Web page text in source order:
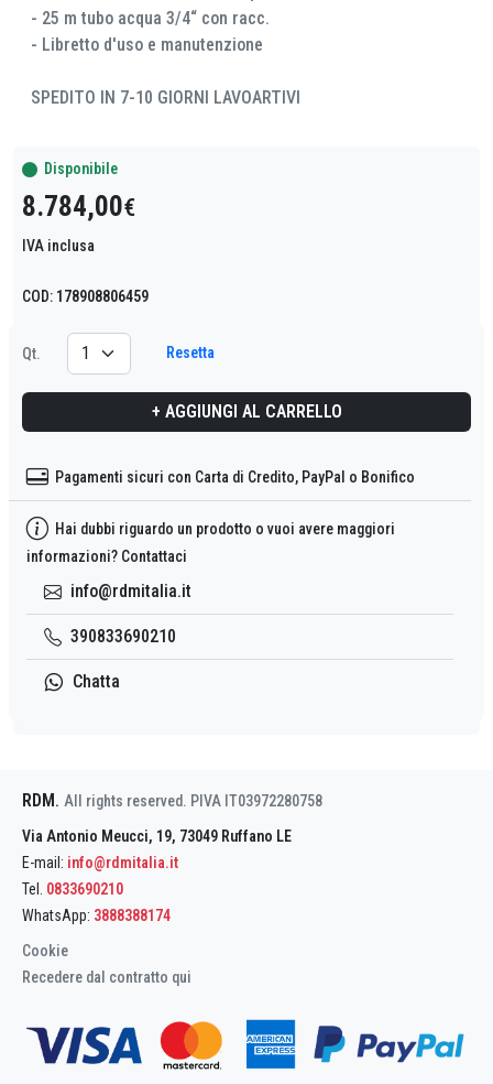
- 25 m tubo acqua 3/4“ con racc.
- Libretto d'uso e manutenzione
SPEDITO IN 7-10 GIORNI LAVOARTIVI
Disponibile
8.784,00€
IVA inclusa
COD: 178908806459
Qt. Resetta
+ AGGIUNGI AL CARRELLO
Pagamenti sicuri con Carta di Credito, PayPal o Bonifico
Hai dubbi riguardo un prodotto o vuoi avere maggiori
informazioni? Contattaci
info@rdmitalia.it
390833690210
Chatta
RDM. All rights reserved. PIVA IT03972280758
Via Antonio Meucci, 19, 73049 Ruffano LE
E-mail: info@rdmitalia.it
Tel.
0833690210
WhatsApp: 3888388174
Cookie
Recedere dal contratto qui